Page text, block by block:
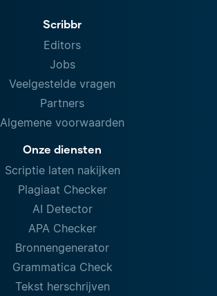
Scribbr
Editors
Jobs
Veelgestelde vragen
Partners
Algemene voorwaarden
Onze diensten
Scriptie laten nakijken
Plagiaat Checker
AI Detector
APA Checker
Bronnengenerator
Grammatica Check
Tekst herschrijven